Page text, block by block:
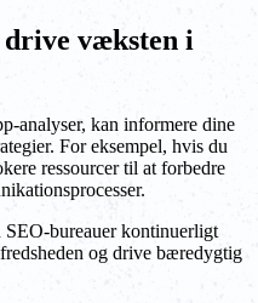
væksten i
analyser, kan informere dine
For eksempel, hvis du
ressourcer til at forbedre
SEO-bureauer kontinuerligt
og drive bæredygtig